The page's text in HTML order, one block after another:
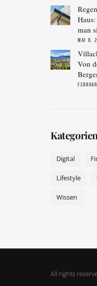
man
MAI 8,
Von
Kategorien
Digital
Lifestyle
Wissen
All rights